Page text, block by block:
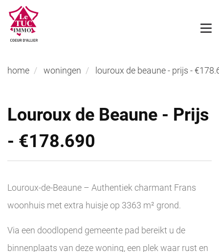
home woningen louroux de beaune - prijs -
Louroux de Beaune - Prijs
- €178.690
Louroux-de-Beaune – Authentiek charmant Frans
woonhuis met extra huisje op 3363 m² grond.
Via een doodlopend gemeente pad bereikt u de
binnenplaats van deze woning, een plek waar rust en